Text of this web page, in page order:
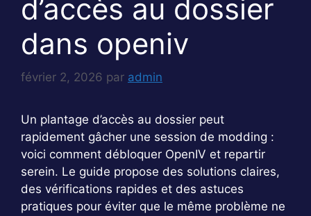
d’accès au dossier
dans openiv
février 2, 2026 par admin
Un plantage d’accès au dossier peut
rapidement gâcher une session de modding :
voici comment débloquer OpenIV et repartir
serein. Le guide propose des solutions claires,
des vérifications rapides et des astuces
pratiques pour éviter que le même problème ne